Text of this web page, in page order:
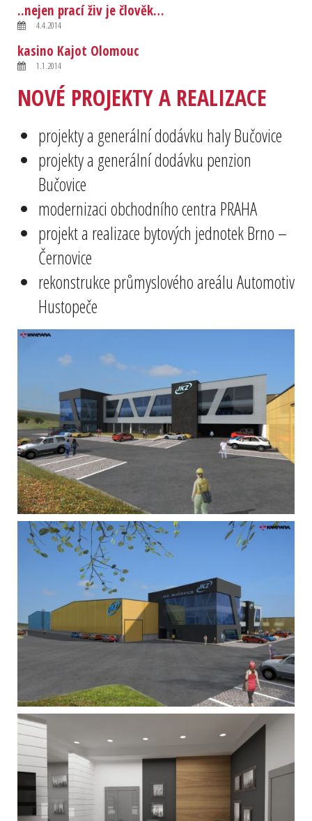
..nejen prací živ je člověk…
4.4.2014
kasino Kajot Olomouc
1.1.2014
NOVÉ PROJEKTY A REALIZACE
projekty a generální dodávku haly Bučovice
projekty a generální dodávku penzion
Bučovice
modernizaci obchodního centra PRAHA
projekt a realizace bytových jednotek Brno –
Černovice
rekonstrukce průmyslového areálu Automotiv
Hustopeče